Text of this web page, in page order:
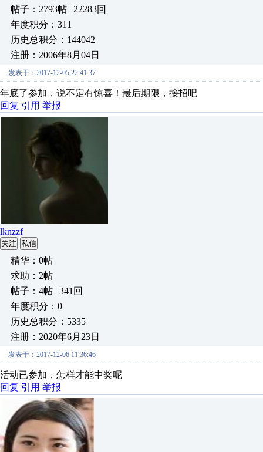
帖子：2793帖 | 22283回
年度积分：311
历史总积分：144042
注册：2006年8月04日
发表于：2017-12-05 22:41:37
年底了参加，说不定有惊喜！最后期限，接招吧
回复 引用 举报
lknzzf
关注 私信
精华：0帖
求助：2帖
帖子：4帖 | 341回
年度积分：0
历史总积分：5335
注册：2020年6月23日
发表于：2017-12-06 11:36:46
活动已参加，怎样才能中奖呢
回复 引用 举报